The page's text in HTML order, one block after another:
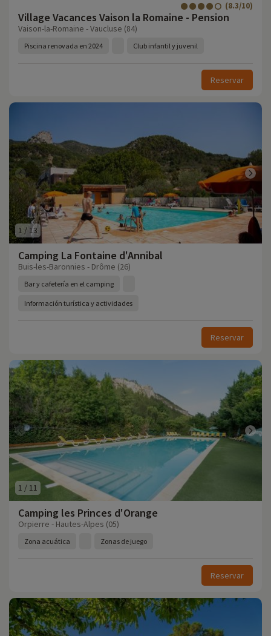
Village Vacances Vaison la Romaine - Pension
(8.3/10)
Vaison-la-Romaine - Vaucluse (84)
Piscina renovada en 2024 Club infantil y juvenil
Reservar
1 / 13
Camping La Fontaine d'Annibal
Buis-les-Baronnies - Drôme (26)
Bar y cafetería en el camping
Información turística y actividades
Reservar
1 / 11
Camping les Princes d'Orange
Orpierre - Hautes-Alpes (05)
Zona acuática Zonas de juego
Reservar